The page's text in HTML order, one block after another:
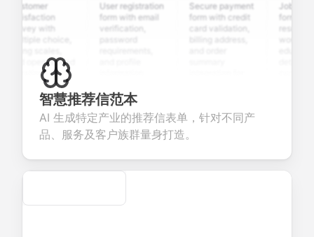
with
open-ended
to
valuable
about
products or
User registration
form with email
verification,
seamless
account
creation.
Secure payment
form with credit
card validation,
Job
form with
resume
智慧推荐信范本
AI 生成特定产业的推荐信表单，针对不同产
品、服务及客户族群量身打造。
Secure